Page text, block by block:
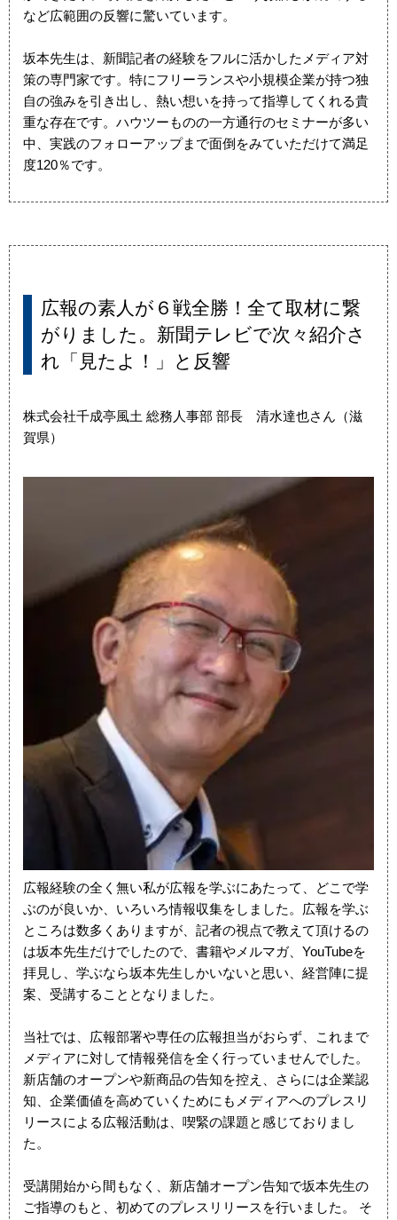
など広範囲の反響に驚いています。
坂本先生は、新聞記者の経験をフルに活かしたメディア対
策の専門家です。特にフリーランスや小規模企業が持つ独
自の強みを引き出し、熱い想いを持って指導してくれる貴
重な存在です。ハウツーものの一方通行のセミナーが多い
中、実践のフォローアップまで面倒をみていただけて満足
度120％です。
広報の素人が６戦全勝！全て取材に繋
がりました。新聞テレビで次々紹介さ
れ「見たよ！」と反響
株式会社千成亭風土 総務人事部 部長 清水達也さん（滋
賀県）
広報経験の全く無い私が広報を学ぶにあたって、どこで学
ぶのが良いか、いろいろ情報収集をしました。広報を学ぶ
ところは数多くありますが、記者の視点で教えて頂けるの
は坂本先生だけでしたので、書籍やメルマガ、YouTubeを
拝見し、学ぶなら坂本先生しかいないと思い、経営陣に提
案、受講することとなりました。
当社では、広報部署や専任の広報担当がおらず、これまで
メディアに対して情報発信を全く行っていませんでした。
新店舗のオープンや新商品の告知を控え、さらには企業認
知、企業価値を高めていくためにもメディアへのプレスリ
リースによる広報活動は、喫緊の課題と感じておりまし
た。
受講開始から間もなく、新店舗オープン告知で坂本先生の
ご指導のもと、初めてのプレスリリースを行いました。 そ